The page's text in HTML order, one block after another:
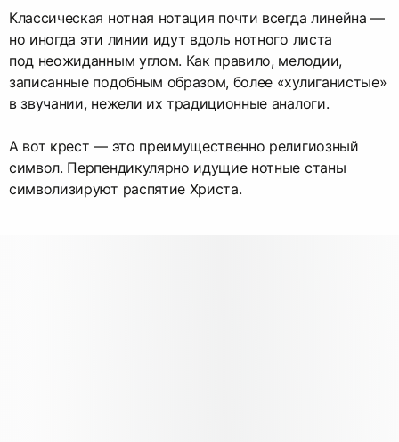
Классическая нотная нотация почти всегда линейна —
но иногда эти линии идут вдоль нотного листа
под неожиданным углом. Как правило, мелодии,
записанные подобным образом, более «хулиганистые»
в звучании, нежели их традиционные аналоги.
А вот крест — это преимущественно религиозный
символ. Перпендикулярно идущие нотные станы
символизируют распятие Христа.